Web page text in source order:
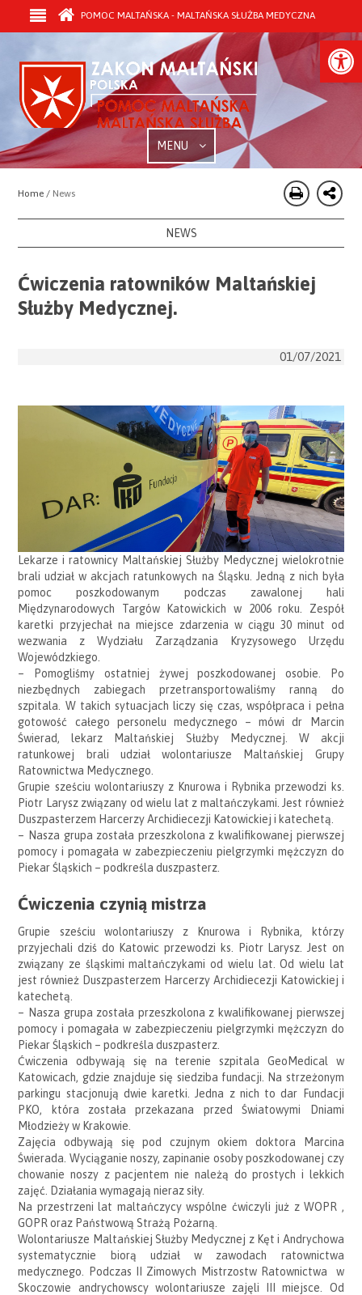
POMOC MALTAŃSKA - MALTAŃSKA SŁUŻBA MEDYCZNA
MENU
Home / News
NEWS
Ćwiczenia ratowników Maltańskiej
Służby Medycznej.
01/07/2021
Lekarze i ratownicy Maltańskiej Służby Medycznej wielokrotnie
brali udział w akcjach ratunkowych na Śląsku. Jedną z nich była
pomoc poszkodowanym podczas zawalonej hali
Międzynarodowych Targów Katowickich w 2006 roku. Zespół
karetki przyjechał na miejsce zdarzenia w ciągu 30 minut od
wezwania z Wydziału Zarządzania Kryzysowego Urzędu
Wojewódzkiego.
– Pomogliśmy ostatniej żywej poszkodowanej osobie. Po
niezbędnych zabiegach przetransportowaliśmy ranną do
szpitala. W takich sytuacjach liczy się czas, współpraca i pełna
gotowość całego personelu medycznego – mówi dr Marcin
Świerad, lekarz Maltańskiej Służby Medycznej. W akcji
ratunkowej brali udział wolontariusze Maltańskiej Grupy
Ratownictwa Medycznego.
Grupie sześciu wolontariuszy z Knurowa i Rybnika przewodzi ks.
Piotr Larysz związany od wielu lat z maltańczykami. Jest również
Duszpasterzem Harcerzy Archidiecezji Katowickiej i katechetą.
– Nasza grupa została przeszkolona z kwalifikowanej pierwszej
pomocy i pomagała w zabezpieczeniu pielgrzymki mężczyzn do
Piekar Śląskich – podkreśla duszpasterz.
Ćwiczenia czynią mistrza
Grupie sześciu wolontariuszy z Knurowa i Rybnika, którzy
przyjechali dziś do Katowic przewodzi ks. Piotr Larysz. Jest on
związany ze śląskimi maltańczykami od wielu lat. Od wielu lat
jest również Duszpasterzem Harcerzy Archidiecezji Katowickiej i
katechetą.
– Nasza grupa została przeszkolona z kwalifikowanej pierwszej
pomocy i pomagała w zabezpieczeniu pielgrzymki mężczyzn do
Piekar Śląskich – podkreśla duszpasterz.
Ćwiczenia odbywają się na terenie szpitala GeoMedical w
Katowicach, gdzie znajduje się siedziba fundacji. Na strzeżonym
parkingu stacjonują dwie karetki. Jedna z nich to dar Fundacji
PKO, która została przekazana przed Światowymi Dniami
Młodzieży w Krakowie.
Zajęcia odbywają się pod czujnym okiem doktora Marcina
Świerada. Wyciąganie noszy, zapinanie osoby poszkodowanej czy
chowanie noszy z pacjentem nie należą do prostych i lekkich
zajęć. Działania wymagają nieraz siły.
Na przestrzeni lat maltańczycy wspólne ćwiczyli już z WOPR ,
GOPR oraz Państwową Strażą Pożarną.
Wolontariusze Maltańskiej Służby Medycznej z Kęt i Andrychowa
systematycznie biorą udział w zawodach ratownictwa
medycznego. Podczas II Zimowych Mistrzostw Ratownictwa w
Skoczowie andrychowscy wolontariusze zajęli III miejsce. Od